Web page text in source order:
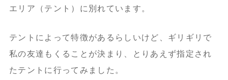
エリア（テント）に別れています。
テントによって特徴があるらしいけど、ギリギリで
私の友達もくることが決まり、とりあえず指定され
たテントに行ってみました。